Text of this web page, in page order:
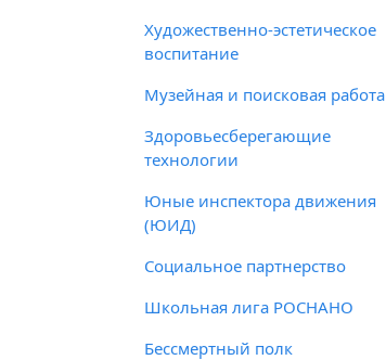
Художественно-эстетическое
воспитание
Музейная и поисковая работа
Здоровьесберегающие
технологии
Юные инспектора движения
(ЮИД)
Социальное партнерство
Школьная лига РОСНАНО
Бессмертный полк